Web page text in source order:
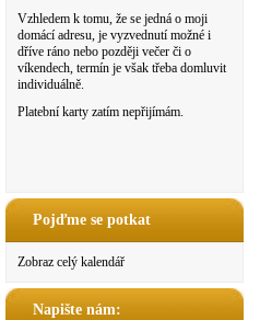
Vzhledem k tomu, že se jedná o moji
domácí adresu, je vyzvednutí možné i
dříve ráno nebo později večer či o
víkendech, termín je však třeba domluvit
individuálně.
Platební karty zatím nepřijímám.
Pojďme se potkat
Zobraz celý kalendář
Napište nám: